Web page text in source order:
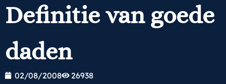
Definitie van goede
daden
02/08/2008 26938